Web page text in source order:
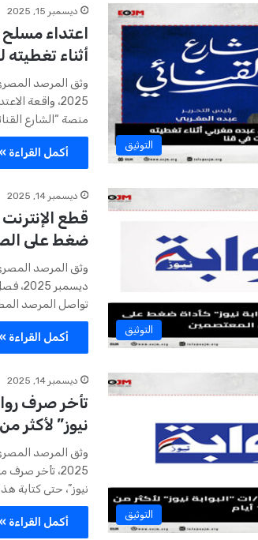
التوثيق
ديسمبر 15, 2025
اعتداء
أثناء تغطيته
2025، واقعة
منصة “الشارع
أكمل القراءة »
التوثيق
ديسمبر 14, 2025
قطع الإنترنت
ضغط على
تواصل المرصد
أكمل القراءة »
التوثيق
ديسمبر 14, 2025
تأخر صرف
نيوز” لأكثر من 10 أيام
2025، تأخر
نيوز”، حتى كتابة
أكمل القراءة »